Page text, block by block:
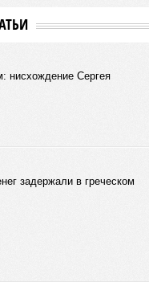
нисхождение Сергея
задержали в греческом